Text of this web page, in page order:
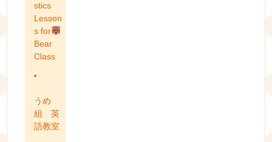
stics
Lesson
s for
Bear
Class
うめ
組 英
語教室